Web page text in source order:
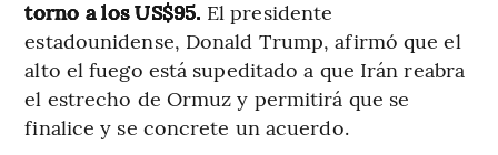
torno a los US$95. El presidente
estadounidense, Donald Trump, afirmó que el
alto el fuego está supeditado a que Irán reabra
el estrecho de Ormuz y permitirá que se
finalice y se concrete un acuerdo.